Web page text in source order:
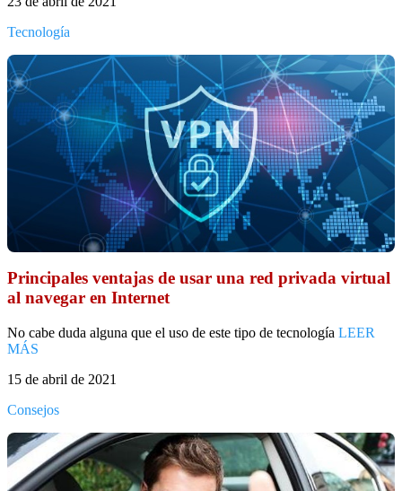
Tecnología
Principales ventajas de usar una red privada virtual
al navegar en Internet
No cabe duda alguna que el uso de este tipo de tecnología LEER
MÁS
15 de abril de 2021
Consejos